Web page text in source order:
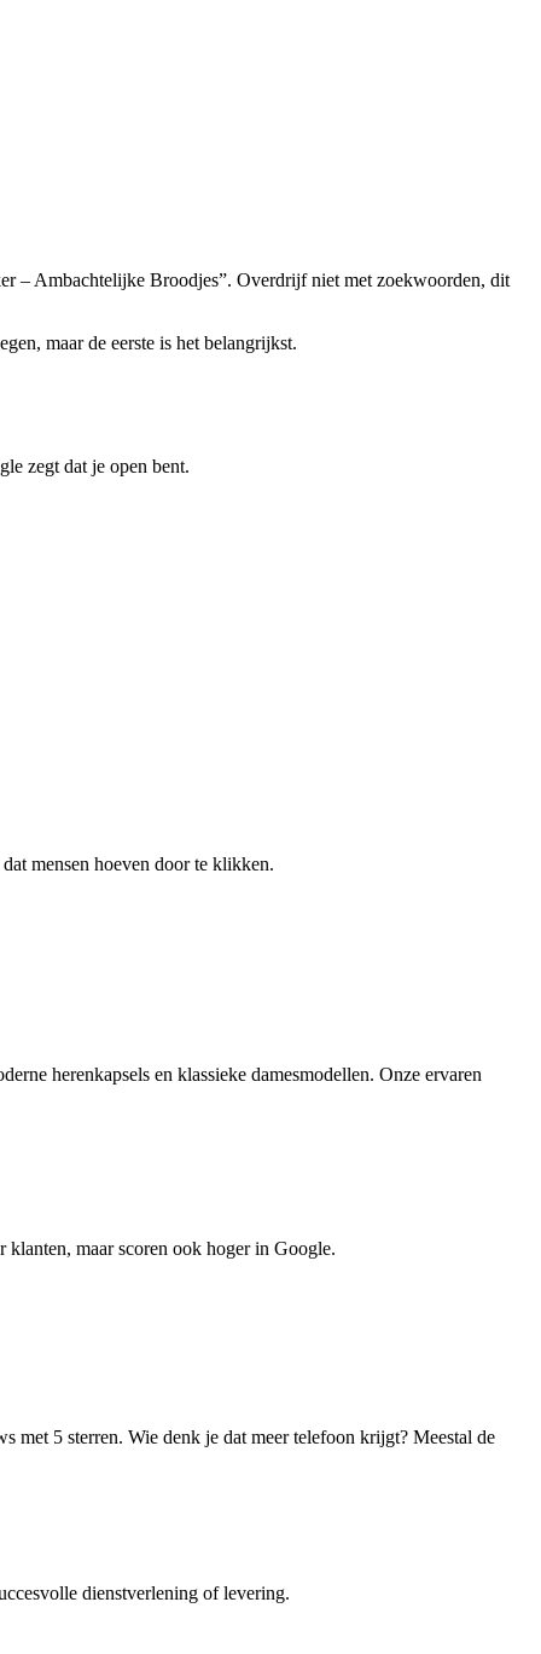
– Ambachtelijke Broodjes”. Overdrijf niet met zoekwoorden, dit
maar de eerste is het belangrijkst.
zegt dat je open bent.
mensen hoeven door te klikken.
herenkapsels en klassieke damesmodellen. Onze ervaren
maar scoren ook hoger in Google.
met 5 sterren. Wie denk je dat meer telefoon krijgt? Meestal de
dienstverlening of levering.